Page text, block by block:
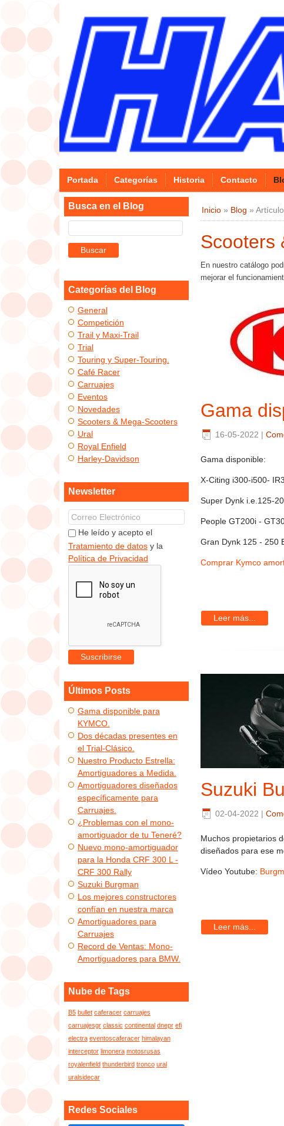
Portada Categorías Historia Contacto
Busca en el Blog
Categorías del Blog
General
Competición
Trail y Maxi-Trail
Trial
Touring y Super-Touring.
Café Racer
Carruajes
Eventos
Novedades
Scooters & Mega-Scooters
Ural
Royal Enfield
Harley-Davidson
Newsletter
He leído y acepto el
Tratamiento de datosy la
Política de Privacidad
Últimos Posts
Gama disponible para
KYMCO.
Dos décadas presentes en
el Trial-Clásico.
Nuestro Producto Estrella:
Amortiguadores a Medida.
Amortiguadores diseñados
específicamente para
Carruajes.
¿Problemas con el mono-
amortiguador de tu Teneré?
Nuevo mono-amortiguador
para la Honda CRF 300 L -
CRF 300 Rally
Suzuki Burgman
Los mejores constructores
confían en nuestra marca
Amortiguadores para
Carruajes
Record de Ventas: Mono-
Amortiguadores para BMW.
Nube de Tags
B5 bullet caferacer carruajes
carruajesgr classic continental dnepr efi
electra eventoscaferacer himalayan
interceptor limonera motosrusas
royalenfield thunderbird tronco ural
uralsidecar
Redes Sociales
Inicio» Blog »
Scooters
En nuestro catálogo
mejorar el
Gama
16-05-2022 |
Gama disponible:
X-Citing i300-i500-
Super Dynk i.e.125-
People GT200i -
Gran Dynk 125 - 250
Comprar Kymco
Leer más...
Suzuki
02-04-2022 |
Muchos propietarios
diseñados para ese
Vídeo Youtube:
Leer más...